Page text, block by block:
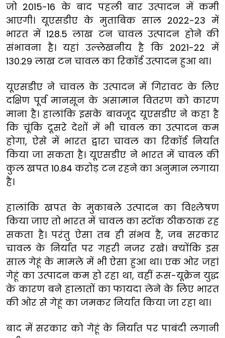
जो 2015-16 के बाद पहली बार उत्पादन में कमी
आएगी। यूएसडीए के मुताबिक साल 2022-23 में
भारत में 128.5 लाख टन चावल उत्पादन होने की
संभावना है। यहां उल्लेखनीय है कि 2021-22 में
130.29 लाख टन चावल का रिकॉर्ड उत्पादन हुआ था।
यूएसडीए ने चावल के उत्पादन में गिरावट के लिए
दक्षिण पूर्व मानसून के असामान वितरण को कारण
माना है। हालांकि इसके बावजूद यूएसडीए ने कहा है
कि चूंकि दूसरे देशों में भी चावल का उत्पादन कम
होगा, ऐसे में भारत द्वारा चावल का रिकॉर्ड निर्यात
किया जा सकता है। यूएसडीए ने भारत में चावल की
कुल खपत 10.84 करोड़ टन रहने का अनुमान लगाया
है।
हालांकि खपत के मुकाबले उत्पादन का विश्लेषण
किया जाए तो भारत में चावल का स्टॉक ठीकठाक रह
सकता है। परंतु ऐसा तब ही संभव है, जब सरकार
चावल के निर्यात पर गहरी नजर रखे। क्योंकि इस
साल गेहूं के मामले में भी ऐसा हुआ था। एक ओर जहां
गेहूं का उत्पादन कम हो रहा था, वहीं रूस-यूक्रेन युद्ध
के कारण बने हालातों का फायदा लेने के लिए भारत
की ओर से गेहूं का जमकर निर्यात किया जा रहा था।
बाद में सरकार को गेहूं के निर्यात पर पाबंदी लगानी